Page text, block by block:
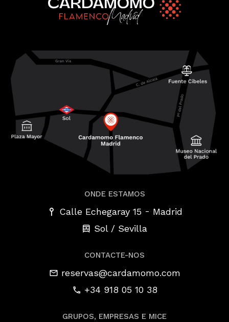
ONDE ESTAMOS
Calle Echegaray 15 - Madrid
Sol / Sevilla
CONTACTE-NOS
reservas@cardamomo.com
+34 918 05 10 38
GRUPOS, EMPRESAS E MICE